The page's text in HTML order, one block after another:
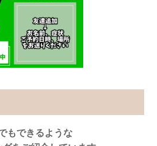
もできるような